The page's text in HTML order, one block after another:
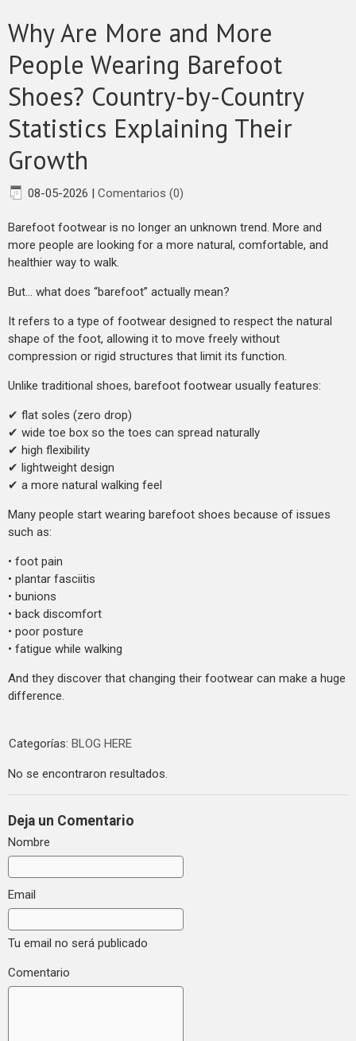
​Why Are More and More
People Wearing Barefoot
Shoes? Country-by-Country
Statistics Explaining Their
Growth
08-05-2026 | Comentarios (0)
Barefoot footwear is no longer an unknown trend. More and
more people are looking for a more natural, comfortable, and
healthier way to walk.
But… what does “barefoot” actually mean?
It refers to a type of footwear designed to respect the natural
shape of the foot, allowing it to move freely without
compression or rigid structures that limit its function.
Unlike traditional shoes, barefoot footwear usually features:
✔ flat soles (zero drop)
✔ wide toe box so the toes can spread naturally
✔ high flexibility
✔ lightweight design
✔ a more natural walking feel
Many people start wearing barefoot shoes because of issues
such as:
• foot pain
• plantar fasciitis
• bunions
• back discomfort
• poor posture
• fatigue while walking
And they discover that changing their footwear can make a huge
difference.
Categorías: BLOG HERE
No se encontraron resultados.
Deja un Comentario
Nombre
Email
Tu email no será publicado
Comentario